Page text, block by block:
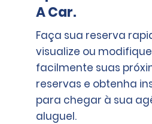
A Car.
Faça sua reserva
visualize ou modifique
facilmente suas
reservas e obtenha
para chegar à sua
aluguel.